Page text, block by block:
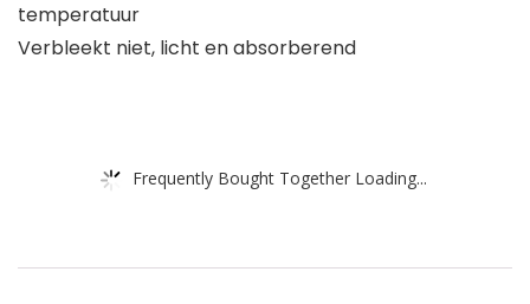
temperatuur
Verbleekt niet, licht en absorberend
Frequently Bought Together Loading...